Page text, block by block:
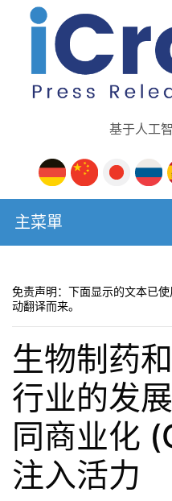
基于人工
主菜單
免责声明：下面显示的文本已
动翻译而来。
生物制药
行业的发
同商业化
注入活力